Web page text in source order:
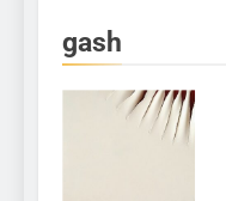
gash